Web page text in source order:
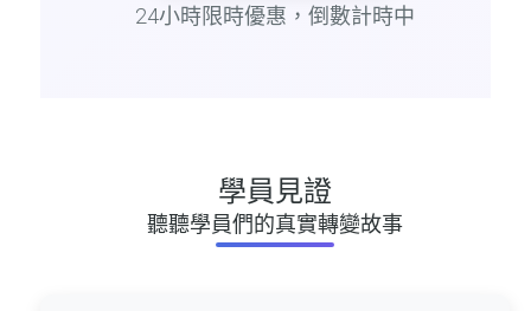
24小時限時優惠，倒數計時中
學員見證
聽聽學員們的真實轉變故事